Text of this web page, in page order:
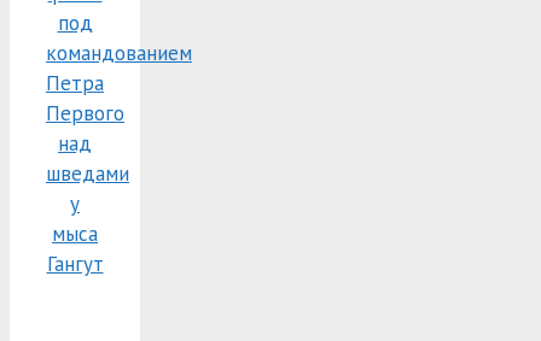
под
командованием
Петра
Первого
над
шведами
у
мыса
Гангут